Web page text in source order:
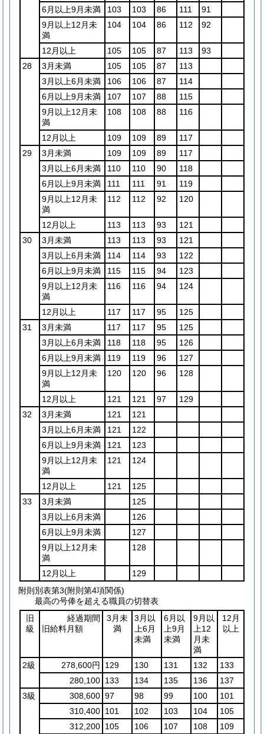
6月以上9月未満
103 103 86 111
91
9月以上12月未
満
104 104 86 112 92
12月以上 105 105 87 113
93
28
3月未満 105 105 87
113
3月以上6月未満
106 106 87
114
6月以上9月未満
107 107 88
115
9月以上12月未
満
108 108 88 116
12月以上 109 109 89
117
29
3月未満 109 109 89
117
3月以上6月未満
110 110 90
118
6月以上9月未満
111 111 91
119
9月以上12月未
満
112 112 92 120
12月以上 113 113 93
121
30
3月未満 113 113 93
121
3月以上6月未満
114 114 93
122
6月以上9月未満
115 115 94
123
9月以上12月未
満
116 116 94 124
12月以上 117 117 95
125
31
3月未満 117 117 95
125
3月以上6月未満
118 118 95
126
6月以上9月未満
119 119 96
127
9月以上12月未
満
120 120 96 128
12月以上 121 121 97
129
32
3月未満 121
121
3月以上6月未満
121
122
6月以上9月未満
121
123
9月以上12月未
満
121 124
12月以上 121
125
33
3月未満
125
3月以上6月未満
126
6月以上9月未満
127
9月以上12月未
満
128
12月以上
129
附則別表第3(附則第4項関係)
最高の号俸を超える職員の切替表
旧
級
経過期間
旧給料月額
3月未
満
3月以
上6月
未満
6月以
上9月
未満
9月以
上12
月未
満
12月
以上
2級 278,600円 129 130 131 132
133
280,100 133 134 135 136
137
3級
308,600 97 98 99 100
101
310,400 101 102 103 104
105
312,200 105 106 107 108 109